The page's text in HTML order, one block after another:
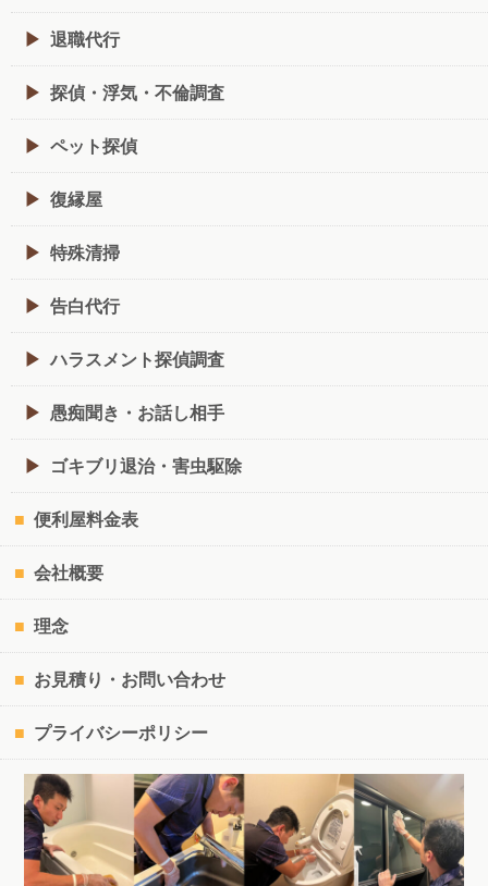
退職代行
探偵・浮気・不倫調査
ペット探偵
復縁屋
特殊清掃
告白代行
ハラスメント探偵調査
愚痴聞き・お話し相手
ゴキブリ退治・害虫駆除
便利屋料金表
会社概要
理念
お見積り・お問い合わせ
プライバシーポリシー